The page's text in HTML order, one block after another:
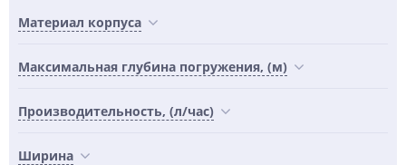
Материал корпуса
Максимальная глубина погружения, (м)
Производительность, (л/час)
Ширина